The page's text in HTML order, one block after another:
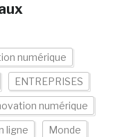
numérique
ENTREPRISES
numérique
ligne Monde